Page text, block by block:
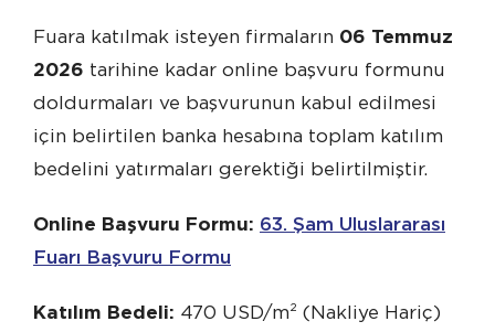
Fuara katılmak isteyen firmaların 06 Temmuz
2026 tarihine kadar online başvuru formunu
doldurmaları ve başvurunun kabul edilmesi
için belirtilen banka hesabına toplam katılım
bedelini yatırmaları gerektiği belirtilmiştir.
Online Başvuru Formu: 63. Şam Uluslararası
Fuarı Başvuru Formu
Katılım Bedeli: 470 USD/m² (Nakliye Hariç)